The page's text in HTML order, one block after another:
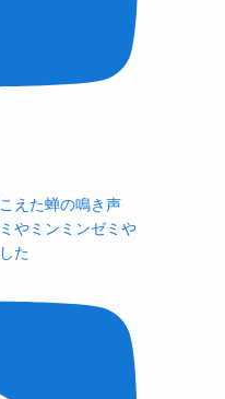
えた蝉の鳴き声
やミンミンゼミや
た